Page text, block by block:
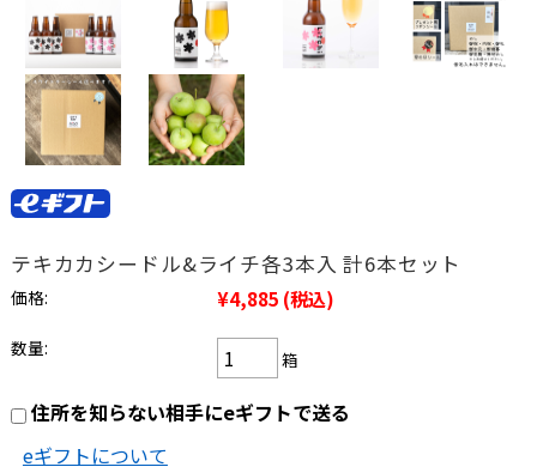
テキカカシードル&ライチ各3本入 計6本セット
価格: ¥4,885 (税込)
数量: 箱
住所を知らない相手にeギフトで送る
eギフトについて